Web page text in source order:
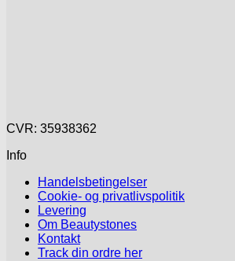
CVR: 35938362
Info
Handelsbetingelser
Cookie- og privatlivspolitik
Levering
Om Beautystones
Kontakt
Track din ordre her